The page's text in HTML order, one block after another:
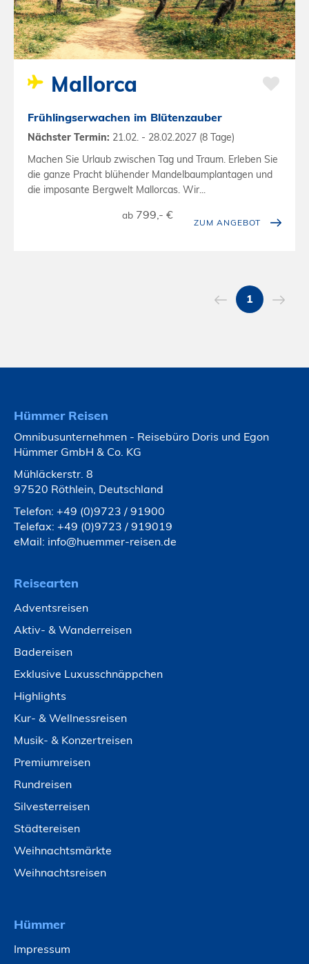
Mallorca
Frühlingserwachen im Blütenzauber
Nächster Termin: 21.02. - 28.02.2027 (8 Tage)
Machen Sie Urlaub zwischen Tag und Traum. Erleben Sie
die ganze Pracht blühender Mandelbaumplantagen und
die imposante Bergwelt Mallorcas. Wir...
ab 799,- €
ZUM ANGEBOT
1
Hümmer Reisen
Omnibusunternehmen - Reisebüro Doris und Egon
Hümmer GmbH & Co. KG
Mühläckerstr. 8
97520 Röthlein, Deutschland
Telefon: +49 (0)9723 / 91900
Telefax: +49 (0)9723 / 919019
eMail: info@huemmer-reisen.de
Reisearten
Adventsreisen
Aktiv- & Wanderreisen
Badereisen
Exklusive Luxusschnäppchen
Highlights
Kur- & Wellnessreisen
Musik- & Konzertreisen
Premiumreisen
Rundreisen
Silvesterreisen
Städtereisen
Weihnachtsmärkte
Weihnachtsreisen
Hümmer
Impressum